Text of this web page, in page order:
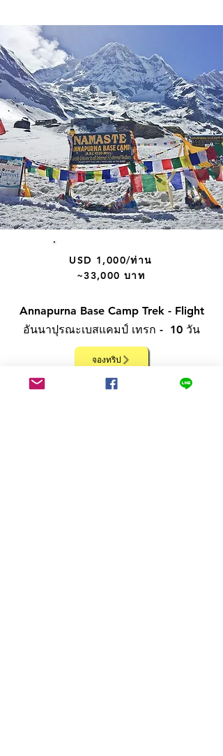
USD 1,000/ท่าน​
~33,000 บาท
Annapurna Base Camp Trek - Flight
อันนาปุรณะเบสแคมป์ เทรก - 10 วัน
จองทริป